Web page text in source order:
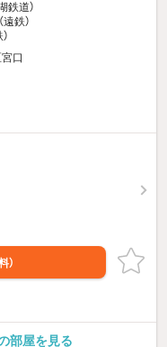
鉄道）
遠鉄）
口
）
部屋を見る